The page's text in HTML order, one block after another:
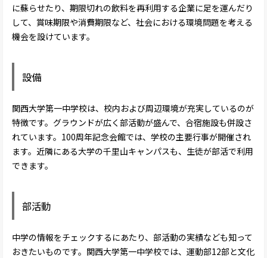
に蘇らせたり、期限切れの飲料を再利用する企業に足を運んだり
して、賞味期限や消費期限など、社会における環境問題を考える
機会を設けています。
設備
関西大学第一中学校は、校内および周辺環境が充実しているのが
特徴です。グラウンドが広く部活動が盛んで、合宿施設も併設さ
れています。100周年記念会館では、学校の主要行事が開催され
ます。近隣にある大学の千里山キャンパスも、生徒が部活で利用
できます。
部活動
中学の情報をチェックするにあたり、部活動の実績なども知って
おきたいものです。関西大学第一中学校では、運動部12部と文化